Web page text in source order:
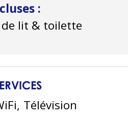
:
de lit & toilette
Télévision